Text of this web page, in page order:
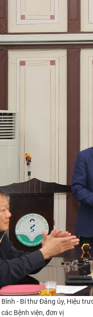
Bình - Bí thư Đảng ủy, Hiệu
Bệnh viện, đơn vị